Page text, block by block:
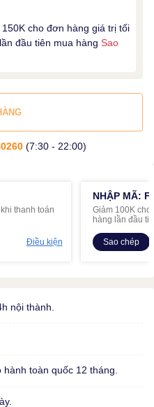
cho đơn hàng giá trị tối
đầu tiên mua hàng Sao
(7:30 - 22:00)
thanh toán
Điều kiện
NHẬP MÃ:
Giảm 100K
hàng lần đầu
Sao chép
nội thành.
toàn quốc 12 tháng.